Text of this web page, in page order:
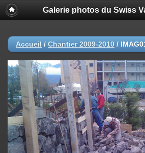
Galerie photos du Swiss
Accueil / Chantier 2009-2010 /